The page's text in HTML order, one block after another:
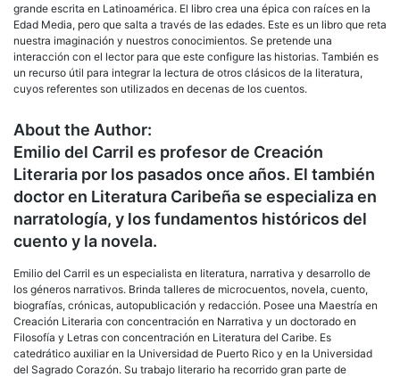
grande escrita en Latinoamérica. El libro crea una épica con raíces en la
Edad Media, pero que salta a través de las edades. Este es un libro que reta
nuestra imaginación y nuestros conocimientos. Se pretende una
interacción con el lector para que este configure las historias. También es
un recurso útil para integrar la lectura de otros clásicos de la literatura,
cuyos referentes son utilizados en decenas de los cuentos.
About the Author:
Emilio del Carril es profesor de Creación
Literaria por los pasados once años. El también
doctor en Literatura Caribeña se especializa en
narratología, y los fundamentos históricos del
cuento y la novela.
Emilio del Carril es un especialista en literatura, narrativa y desarrollo de
los géneros narrativos. Brinda talleres de microcuentos, novela, cuento,
biografías, crónicas, autopublicación y redacción. Posee una Maestría en
Creación Literaria con concentración en Narrativa y un doctorado en
Filosofía y Letras con concentración en Literatura del Caribe. Es
catedrático auxiliar en la Universidad de Puerto Rico y en la Universidad
del Sagrado Corazón. Su trabajo literario ha recorrido gran parte de